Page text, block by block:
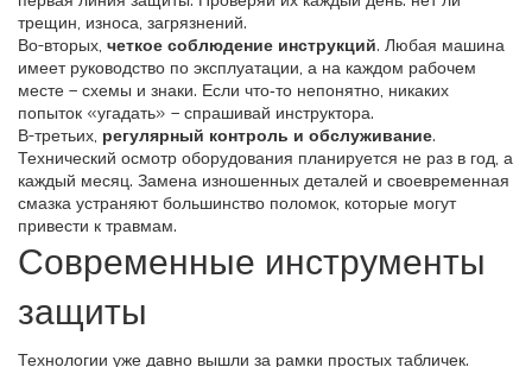
трещин, износа, загрязнений.
Во-вторых, четкое соблюдение инструкций. Любая машина
имеет руководство по эксплуатации, а на каждом рабочем
месте – схемы и знаки. Если что‑то непонятно, никаких
попыток «угадать» – спрашивай инструктора.
В-третьих, регулярный контроль и обслуживание.
Технический осмотр оборудования планируется не раз в год, а
каждый месяц. Замена изношенных деталей и своевременная
смазка устраняют большинство поломок, которые могут
привести к травмам.
Современные инструменты
защиты
Технологии уже давно вышли за рамки простых табличек.